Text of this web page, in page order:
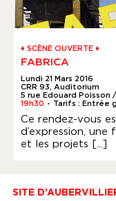
♦ SCÈNE OUVERTE ♦
FABRICA
Lundi 21 Mars 2016
CRR 93, Auditorium
5 rue Edouard Poisson
19h30
● Tarifs : Entrée
Ce rendez-vous
d’expression,
et les projets [...]
SITE